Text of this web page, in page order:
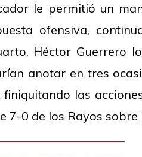
le permitió un
ofensiva,
Héctor Guerrero
anotar en tres
finiquitando las
7-0 de los Rayos